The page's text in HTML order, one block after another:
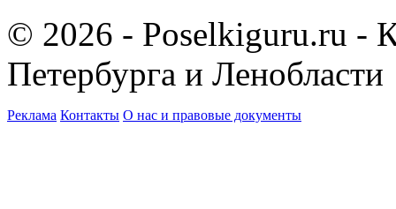
© 2026 - Poselkiguru.ru -
Петербурга и Ленобласти
Реклама Контакты О нас и правовые документы